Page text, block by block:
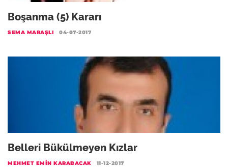
Boşanma (5) Kararı
SEMA MARAŞLI 04-07-2017
Belleri Bükülmeyen Kızlar
MEHMET EMIN KARABACAK 11-12-2017